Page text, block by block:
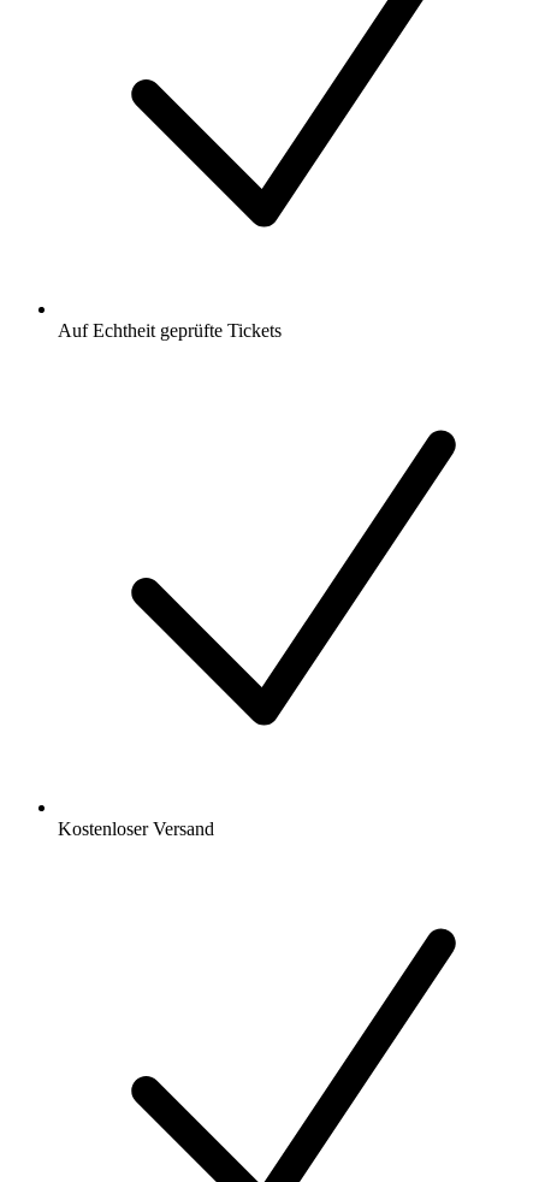
Auf Echtheit geprüfte Tickets
Kostenloser Versand